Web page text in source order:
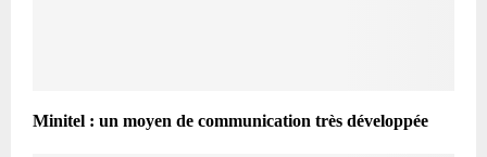
Minitel : un moyen de communication très développée